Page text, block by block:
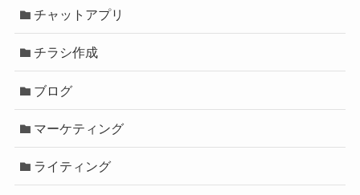
チャットアプリ
チラシ作成
ブログ
マーケティング
ライティング